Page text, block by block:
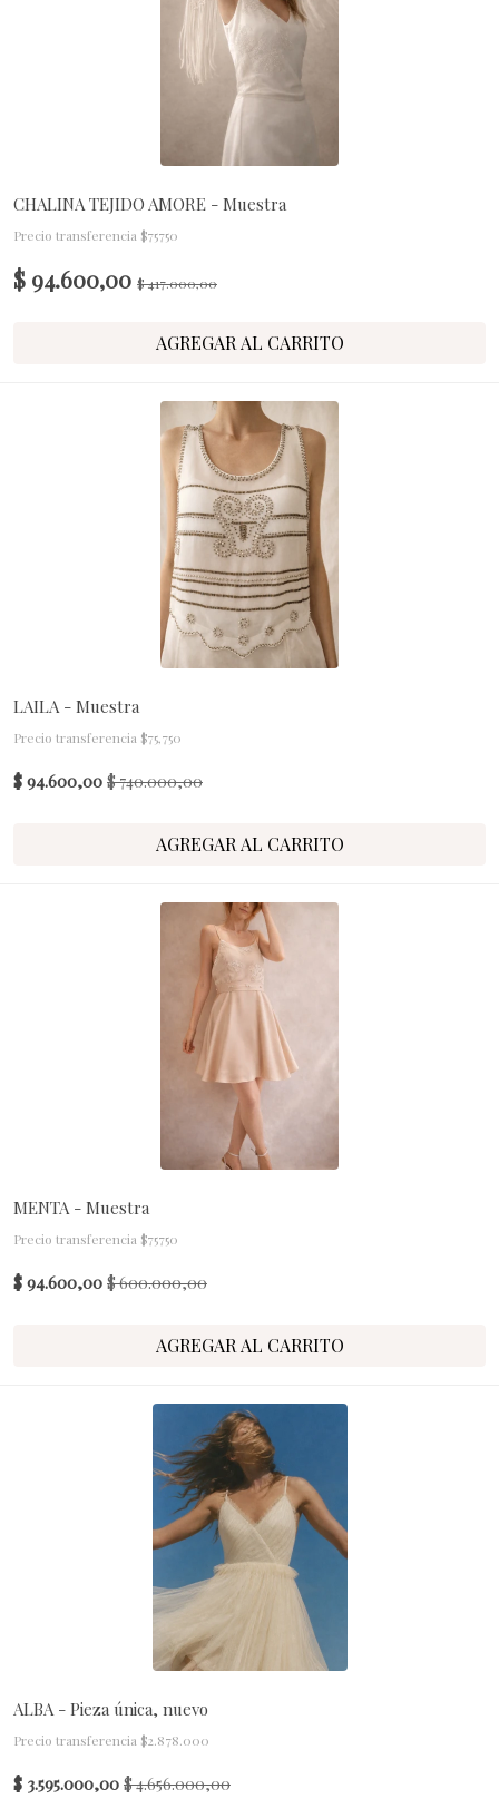
CHALINA TEJIDO AMORE - Muestra
Precio transferencia $75750
$ 94.600,00 $ 417.000,00
AGREGAR AL CARRITO
LAILA - Muestra
Precio transferencia $75,750
$ 94.600,00 $ 740.000,00
AGREGAR AL CARRITO
MENTA - Muestra
Precio transferencia $75750
$ 94.600,00 $ 600.000,00
AGREGAR AL CARRITO
ALBA - Pieza única, nuevo
Precio transferencia $2.878.000
$ 3.595.000,00 $ 4.656.000,00